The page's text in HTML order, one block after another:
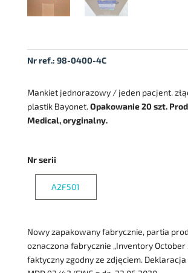
Nr ref.: 98-0400-4C
Mankiet jednorazowy / jeden pacjent.
plastik Bayonet.Opakowanie 20 szt.
Medical, oryginalny.
Nr serii
A2F501
Nowy zapakowany fabrycznie, partia
oznaczona fabrycznie „Inventory October
faktyczny zgodny ze zdjęciem.